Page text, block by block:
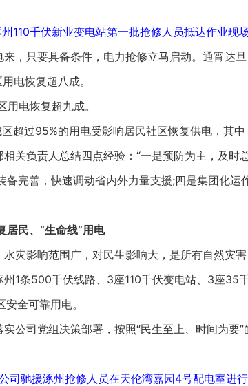
110千伏新业变电站第一批抢修人员抵达作业现
，只要具备条件，电力抢修立马启动。通宵达
恢复超八成。
电恢复超九成。
过95%的用电受影响居民社区恢复供电，其中
负责人总结四点经验：“一是预防为主，及时
备完善，快速调动省内外力量支援;四是集团化
居民、“生命线”用电
影响范围广，对民生影响大，是所有自然灾害
条500千伏线路、3座110千伏变电站、3座35
全可靠用电。
司党组决策部署，按照“民生至上、时间为要”
司驰援涿州抢修人员在天伦湾嘉园4号配电室进